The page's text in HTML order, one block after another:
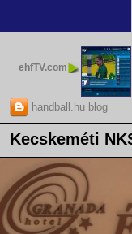
ehfTV.com
handball.hu blog
Kecskeméti